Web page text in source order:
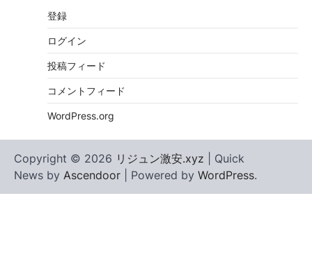
登録
ログイン
投稿フィード
コメントフィード
WordPress.org
Copyright © 2026 リジュン激安.xyz | Quick
News by Ascendoor | Powered by WordPress.